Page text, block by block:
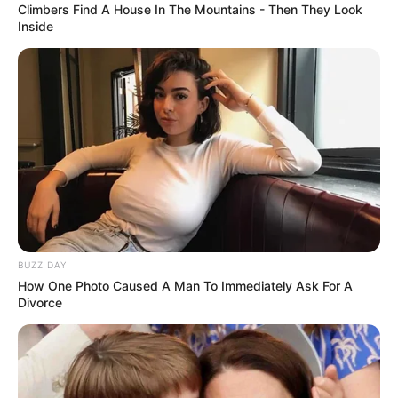
Notre Coup de Poker:13 EAGLEHAWK
Le Bruit d’écurie:10 MISTER X
Découvrez le Cheval du jour
Climbers Find A House In The Mountains - Then They Look
Inside
BUZZ DAY
How One Photo Caused A Man To Immediately Ask For A
Divorce